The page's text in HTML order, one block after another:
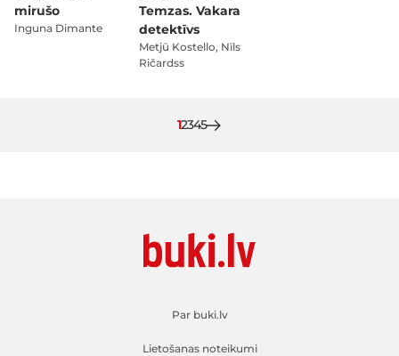
mirušo
Inguna Dimante
Temzas. Vakara
detektīvs
Metjū Kostello, Nīls
Ričardss
Pašlaik lasāt lapu
1Lapa
2Lapa
3Lapa
4Lapa
5
Par buki.lv
Lietošanas noteikumi